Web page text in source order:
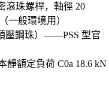
滾珠螺桿，軸徑 20
一般環境用）
壓鋼珠）——PSS 型官
靜額定負荷 C0a 18.6 kN